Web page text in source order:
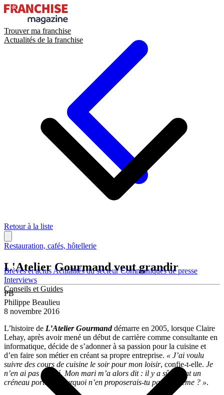
Trouver ma franchise
Actualités de la franchise
Brèves et actus Actualités du secteurCommuniqués de presse
Interviews
Conseils et Guides
Retour à la liste
Restauration, cafés, hôtellerie
L'Atelier Gourmand veut grandir
PB
Philippe Beaulieu
8 novembre 2016
L’histoire de L’Atelier Gourmanddémarre en 2005, lorsque Claire
Lehay, après avoir mené un début de carrière comme consultante en
informatique, décide de s’adonner à sa passion pour la cuisine et
d’en faire son métier en créant sa propre entreprise. « J’ai voulu
suivre des cours de cuisine le soir pour mon loisir, confie-t-elle. Je
n’en ai pas trouvé. Mon mari m’a alors dit : il y a sûrement un
créneau porteur, pourquoi n’en proposerais-tu pas toi-même ? ».